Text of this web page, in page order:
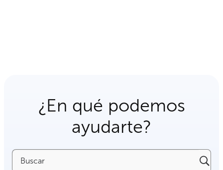
¿En qué podemos
ayudarte?
Buscar